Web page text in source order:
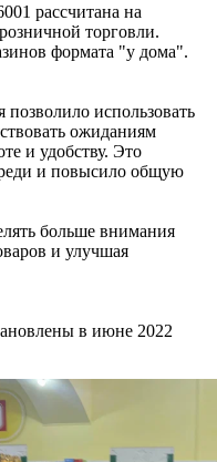
рассчитана на
торговли.
формата "у дома".
использовать
ожиданиям
и удобству. Это
и повысило общую
больше внимания
и улучшая
в июне 2022